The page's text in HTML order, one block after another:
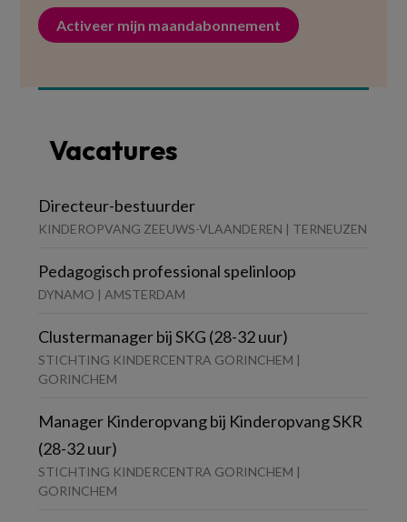
Activeer mijn maandabonnement
Vacatures
Directeur-bestuurder
KINDEROPVANG ZEEUWS-VLAANDEREN | TERNEUZEN
Pedagogisch professional spelinloop
DYNAMO | AMSTERDAM
Clustermanager bij SKG (28-32 uur)
STICHTING KINDERCENTRA GORINCHEM |
GORINCHEM
Manager Kinderopvang bij Kinderopvang SKR
(28-32 uur)
STICHTING KINDERCENTRA GORINCHEM |
GORINCHEM